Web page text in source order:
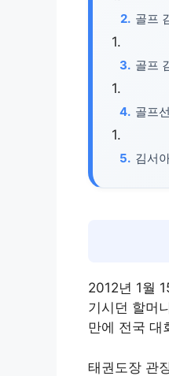
골프
골프
골프
김서
2012년 1월
기시던 할머
만에 전국 대
태권도장 관